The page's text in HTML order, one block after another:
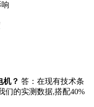
机？ 答：在现有技术条
们的实测数据,搭配40%